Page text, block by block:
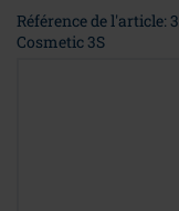
Référence de l'article:
Cosmetic 3S